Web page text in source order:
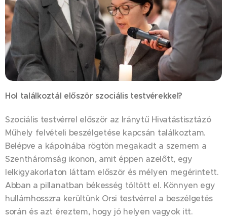
Hol találkoztál először szociális testvérekkel?
Szociális testvérrel először az Iránytű Hivatástisztázó
Műhely felvételi beszélgetése kapcsán találkoztam.
Belépve a kápolnába rögtön megakadt a szemem a
Szentháromság ikonon, amit éppen azelőtt, egy
lelkigyakorlaton láttam először és mélyen megérintett.
Abban a pillanatban békesség töltött el. Könnyen egy
hullámhosszra kerültünk Orsi testvérrel a beszélgetés
során és azt éreztem, hogy jó helyen vagyok itt.